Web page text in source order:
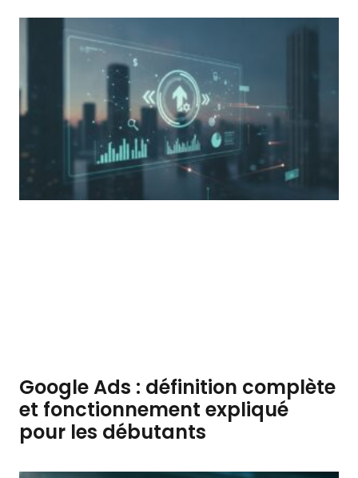
Google Ads : définition complète
et fonctionnement expliqué
pour les débutants